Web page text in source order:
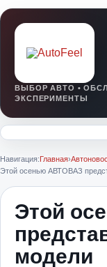
Навигация:Главная›
Этой осенью АВТОВАЗ
Этой
модели